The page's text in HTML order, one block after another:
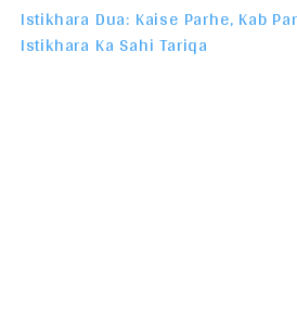
Istikhara Dua: Kaise Parhe, Kab
Istikhara Ka Sahi Tariqa